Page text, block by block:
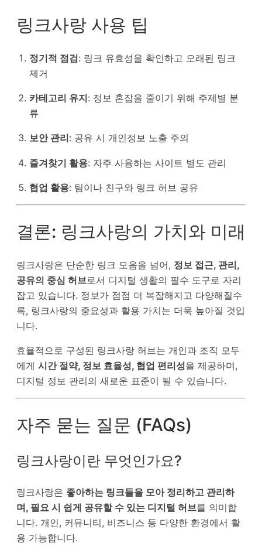
링크사랑 사용 팁
정기적 점검: 링크 유효성을 확인하고 오래된 링크
제거
카테고리 유지: 정보 혼잡을 줄이기 위해 주제별 분
류
보안 관리: 공유 시 개인정보 노출 주의
즐겨찾기 활용: 자주 사용하는 사이트 별도 관리
협업 활용: 팀이나 친구와 링크 허브 공유
결론: 링크사랑의 가치와 미래
링크사랑은 단순한 링크 모음을 넘어, 정보 접근, 관리,
공유의 중심 허브로서 디지털 생활의 필수 도구로 자리
잡고 있습니다. 정보가 점점 더 복잡해지고 다양해질수
록, 링크사랑의 중요성과 활용 가치는 더욱 높아질 것입
니다.
효율적으로 구성된 링크사랑 허브는 개인과 조직 모두
에게 시간 절약, 정보 효율성, 협업 편리성을 제공하며,
디지털 정보 관리의 새로운 표준이 될 수 있습니다.
자주 묻는 질문 (FAQs)
링크사랑이란 무엇인가요?
링크사랑은 좋아하는 링크들을 모아 정리하고 관리하
며, 필요 시 쉽게 공유할 수 있는 디지털 허브를 의미합
니다. 개인, 커뮤니티, 비즈니스 등 다양한 환경에서 활
용 가능합니다.